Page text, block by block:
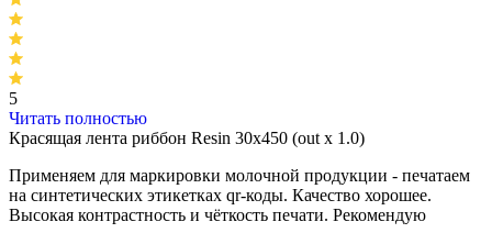
5
Читать полностью
Красящая лента риббон Resin 30х450 (out x 1.0)
Применяем для маркировки молочной продукции - печатаем
на синтетических этикетках qr-коды. Качество хорошее.
Высокая контрастность и чёткость печати. Рекомендую